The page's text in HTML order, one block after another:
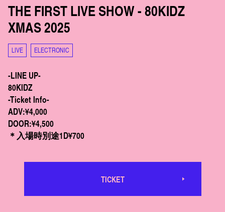
THE FIRST LIVE SHOW - 80KIDZ
XMAS 2025
LIVE ELECTRONIC
-LINE UP-
80KIDZ
-Ticket Info-
ADV:¥4,000
DOOR:¥4,500
＊入場時別途1D¥700
TICKET